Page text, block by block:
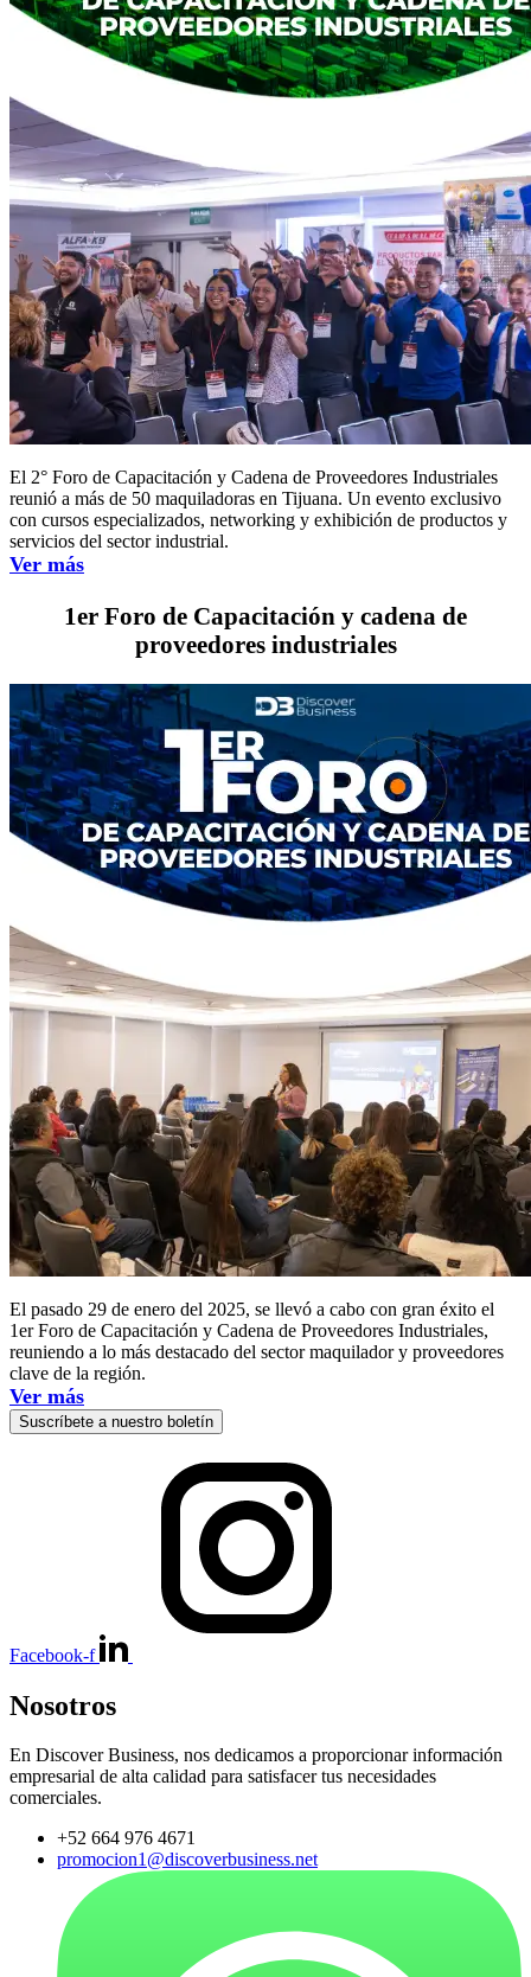
El 2° Foro de Capacitación y Cadena de Proveedores Industriales
reunió a más de 50 maquiladoras en Tijuana. Un evento exclusivo
con cursos especializados, networking y exhibición de productos y
servicios del sector industrial.
Ver más
1er Foro de Capacitación y cadena de
proveedores industriales
El pasado 29 de enero del 2025, se llevó a cabo con gran éxito el
1er Foro de Capacitación y Cadena de Proveedores Industriales,
reuniendo a lo más destacado del sector maquilador y proveedores
clave de la región.
Ver más
Suscríbete a nuestro boletín
Facebook-f
Nosotros
En Discover Business, nos dedicamos a proporcionar información
empresarial de alta calidad para satisfacer tus necesidades
comerciales.
+52 664 976 4671
promocion1@discoverbusiness.net